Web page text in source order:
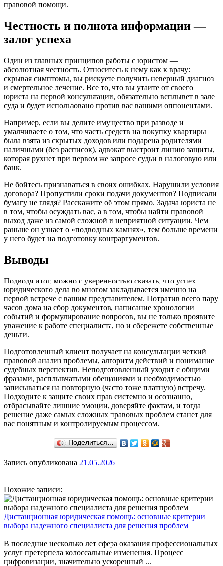
правовой помощи.
Честность и полнота информации —
залог успеха
Один из главных принципов работы с юристом —
абсолютная честность. Относитесь к нему как к врачу:
скрывая симптомы, вы рискуете получить неверный диагноз
и смертельное лечение. Все то, что вы утаите от своего
юриста на первой консультации, обязательно всплывет в зале
суда и будет использовано против вас вашими оппонентами.
Например, если вы делите имущество при разводе и
умалчиваете о том, что часть средств на покупку квартиры
была взята из скрытых доходов или подарена родителями
наличными (без расписок), адвокат выстроит линию защиты,
которая рухнет при первом же запросе судьи в налоговую или
банк.
Не бойтесь признаваться в своих ошибках. Нарушили условия
договора? Пропустили сроки подачи документов? Подписали
бумагу не глядя? Расскажите об этом прямо. Задача юриста не
в том, чтобы осуждать вас, а в том, чтобы найти правовой
выход даже из самой сложной и неприятной ситуации. Чем
раньше он узнает о «подводных камнях», тем больше времени
у него будет на подготовку контраргументов.
Выводы
Подводя итог, можно с уверенностью сказать, что успех
юридического дела во многом закладывается именно на
первой встрече с вашим представителем. Потратив всего пару
часов дома на сбор документов, написание хронологии
событий и формулирование вопросов, вы не только проявите
уважение к работе специалиста, но и сбережете собственные
деньги.
Подготовленный клиент получает на консультации четкий
правовой анализ проблемы, алгоритм действий и понимание
судебных перспектив. Неподготовленный уходит с общими
фразами, расплывчатыми обещаниями и необходимостью
записываться на повторную (часто тоже платную) встречу.
Подходите к защите своих прав системно и осознанно,
отбрасывайте лишние эмоции, доверяйте фактам, и тогда
решение даже самых сложных правовых проблем станет для
вас понятным и контролируемым процессом.
Поделиться…
Запись опубликована 21.05.2026
Похожие записи:
Дистанционная юридическая помощь: основные критерии
выбора надежного специалиста для решения проблем
В последние несколько лет сфера оказания профессиональных
услуг претерпела колоссальные изменения. Процесс
цифровизации, значительно ускоренный ...